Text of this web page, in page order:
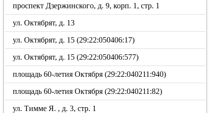
проспект Дзержинского, д. 9, корп. 1, стр. 1
ул. Октябрят, д. 13
ул. Октябрят, д. 15 (29:22:050406:17)
ул. Октябрят, д. 15 (29:22:050406:577)
площадь 60-летия Октября (29:22:040211:940)
площадь 60-летия Октября (29:22:040211:82)
ул. Тимме Я. , д. 3, стр. 1